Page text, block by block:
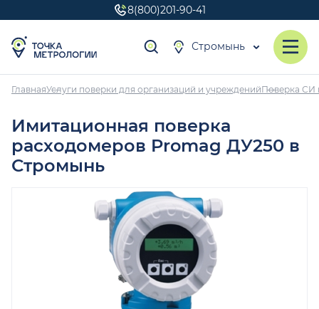
8(800)201-90-41
Стромынь
ГлавнаяУслуги поверки для организаций и учрежденийПоверка СИ
Имитационная поверка
расходомеров Promag ДУ250 в
Стромынь